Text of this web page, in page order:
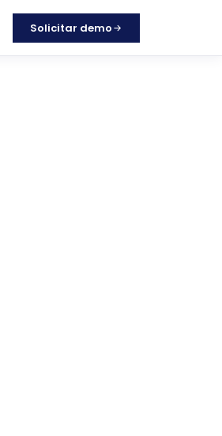
Solicitar demo